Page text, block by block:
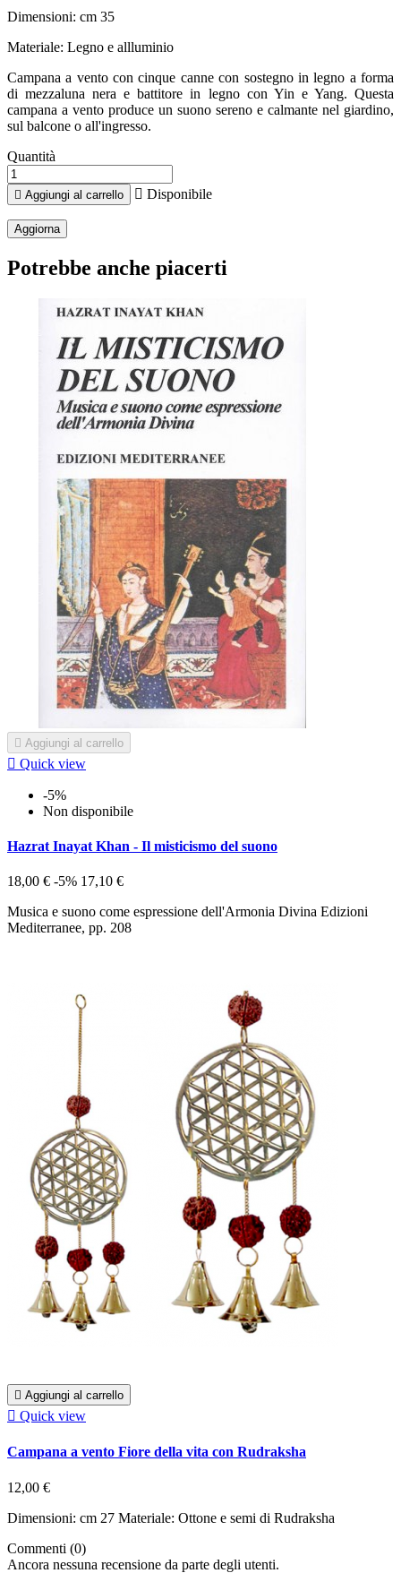
Dimensioni: cm 35
Materiale: Legno e allluminio
Campana a vento con cinque canne con sostegno in legno a forma
di mezzaluna nera e battitore in legno con Yin e Yang. Questa
campana a vento produce un suono sereno e calmante nel giardino,
sul balcone o all'ingresso.
Quantità
 Aggiungi al carrello  Disponibile
Potrebbe anche piacerti
 Aggiungi al carrello
 Quick view
-5%
Non disponibile
Hazrat Inayat Khan - Il misticismo del suono
18,00 € -5% 17,10 €
Musica e suono come espressione dell'Armonia Divina Edizioni
Mediterranee, pp. 208
 Aggiungi al carrello
 Quick view
Campana a vento Fiore della vita con Rudraksha
12,00 €
Dimensioni: cm 27 Materiale: Ottone e semi di Rudraksha
Commenti (0)
Ancora nessuna recensione da parte degli utenti.